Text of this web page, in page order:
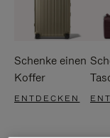
Schenke einen
Koffer
ENTDECKEN